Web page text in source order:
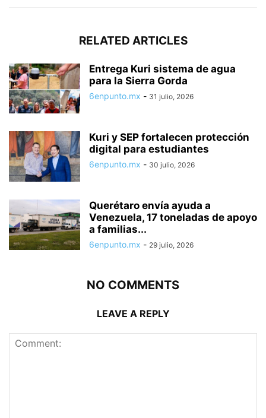
RELATED ARTICLES
Entrega Kuri sistema de agua
para la Sierra Gorda
6enpunto.mx - 31 julio, 2026
Kuri y SEP fortalecen protección
digital para estudiantes
6enpunto.mx - 30 julio, 2026
Querétaro envía ayuda a
Venezuela, 17 toneladas de apoyo
a familias...
6enpunto.mx - 29 julio, 2026
NO COMMENTS
LEAVE A REPLY